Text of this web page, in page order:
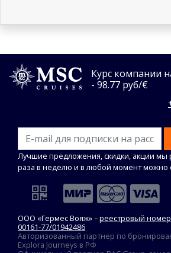
Курс компании
- 98.77 руб/€
Лучшие предложения, скидки, акции мы
раза в неделю и в любой момент можно
ООО «Гермес Вояж» –реестровый
00161-77/01942486
Авторизованный партнер по
Explora Journeys в РФ